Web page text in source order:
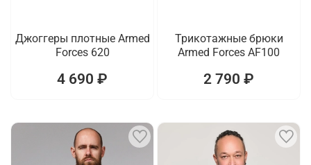
Джоггеры плотные Armed
Forces 620
4 690 ₽
Трикотажные брюки
Armed Forces AF100
2 790 ₽